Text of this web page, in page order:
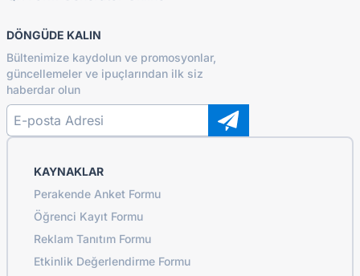
DÖNGÜDE KALIN
Bültenimize kaydolun ve promosyonlar,
güncellemeler ve ipuçlarından ilk siz
haberdar olun
KAYNAKLAR
Perakende Anket Formu
Öğrenci Kayıt Formu
Reklam Tanıtım Formu
Etkinlik Değerlendirme Formu